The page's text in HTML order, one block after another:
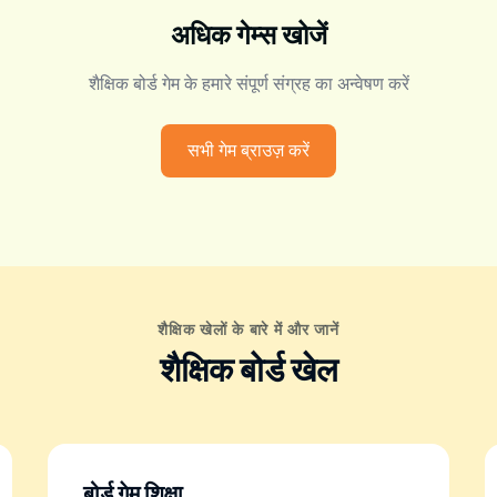
अधिक गेम्स खोजें
शैक्षिक बोर्ड गेम के हमारे संपूर्ण संग्रह का अन्वेषण करें
सभी गेम ब्राउज़ करें
शैक्षिक खेलों के बारे में और जानें
शैक्षिक बोर्ड खेल